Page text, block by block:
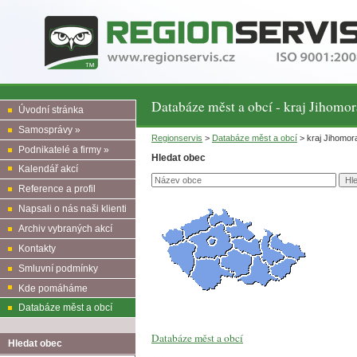
Databáze měst a obcí - kraj
Úvodní stránka
Samosprávy »
Podnikatelé a firmy »
Kalendář akcí
Reference a profil
Napsali o nás naši klienti
Archiv vybraných akcí
Kontakty
Smluvní podmínky
Kde pomáháme
Databáze měst a obcí
Hledat obec
Regionservis > Databáze měst a obcí > kraj
Hledat obec
Databáze měst a obcí